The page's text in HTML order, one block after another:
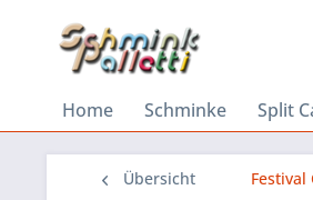
Home Schminke Split
Übersicht